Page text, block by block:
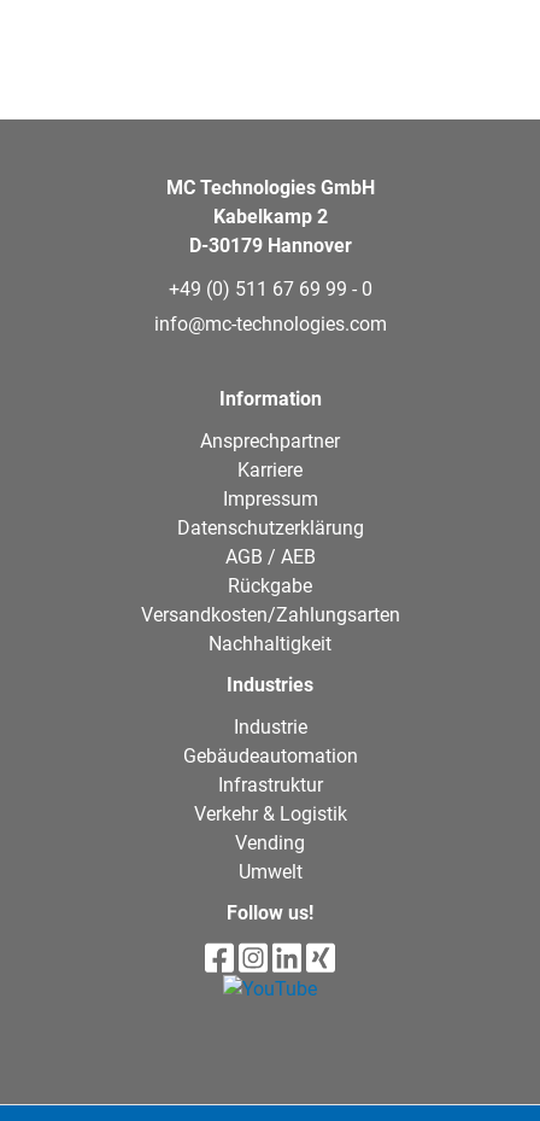
MC Technologies GmbH
Kabelkamp 2
D-30179 Hannover
+49 (0) 511 67 69 99 - 0
info@mc-technologies.com
Information
Ansprechpartner
Karriere
Impressum
Datenschutzerklärung
AGB / AEB
Rückgabe
Versandkosten/Zahlungsarten
Nachhaltigkeit
Industries
Industrie
Gebäudeautomation
Infrastruktur
Verkehr & Logistik
Vending
Umwelt
Follow us!